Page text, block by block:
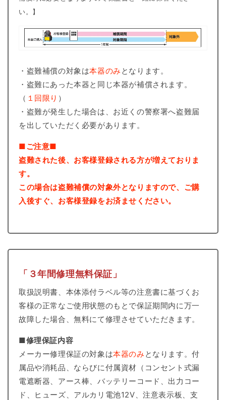
い。】
・盗難補償の対象は本器のみ となります。
・盗難にあった本器と同じ本器が補償されます。
（ １回限り ）
・盗難が発生した場合は、お近くの警察署へ盗難届
を出していただく必要があります。
■ご注意■
盗難された後、お客様登録される方が増えておりま
す。
この場合は盗難補償の対象外となりますので、ご購
入後すぐ、お客様登録をお済ませください。
「３年間修理無料保証」
取扱説明書、本体添付ラベル等の注意書に基づくお
客様の正常なご使用状態のもとで保証期間内に万一
故障した場合、無料にて修理させていただきます。
■修理保証内容
メーカー修理保証の対象は本器のみ となります。付
属品や消耗品、ならびに付属資材（コンセント式漏
電遮断器、アース棒、バッテリーコード、出力コー
ド、ヒューズ、アルカリ電池12V、注意表示板、支